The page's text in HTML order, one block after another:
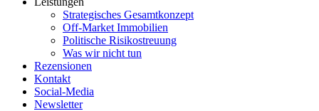
Strategisches Gesamtkonzept
Off-Market Immobilien
Politische Risikostreuung
Was wir nicht tun
Rezensionen
Kontakt
Social-Media
Newsletter